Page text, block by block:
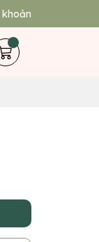
khoản